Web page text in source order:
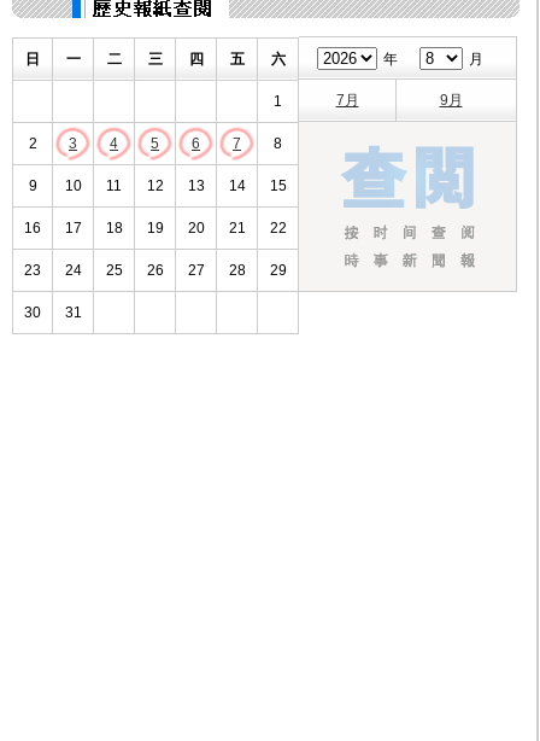
日 一 二 三 四 五 六
1
2 3 4 5 6 7 8
9 10 11 12 13 14 15
16 17 18 19 20 21 22
23 24 25 26 27 28 29
30 31
年 月
7月 9月